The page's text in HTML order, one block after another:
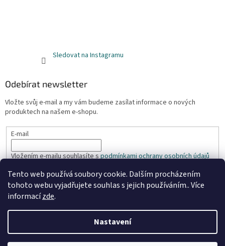
Tento web používá soubory cookie. Dalším procházením
tohoto webu vyjadřujete souhlas s jejich používáním.. Více
informacízde.
Nastavení
Sledovat na Instagramu
Odebírat newsletter
Vložte svůj e-mail a my vám budeme zasílat informace o nových
produktech na našem e-shopu.
E-mail
Vložením e-mailu souhlasíte spodmínkami ochrany osobních údajů
PŘIHLÁSIT SE
Vytvořil Shoptet